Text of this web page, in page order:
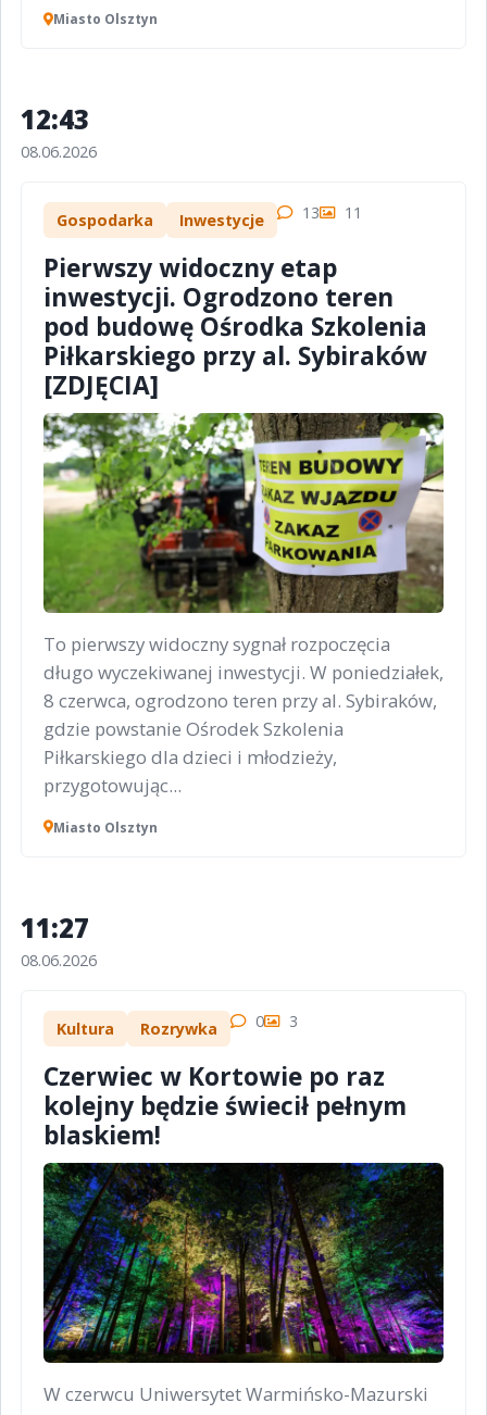
Miasto Olsztyn
12:43
08.06.2026
Gospodarka Inwestycje 13 11
Pierwszy widoczny etap
inwestycji. Ogrodzono teren
pod budowę Ośrodka Szkolenia
Piłkarskiego przy al. Sybiraków
[ZDJĘCIA]
To pierwszy widoczny sygnał rozpoczęcia
długo wyczekiwanej inwestycji. W poniedziałek,
8 czerwca, ogrodzono teren przy al. Sybiraków,
gdzie powstanie Ośrodek Szkolenia
Piłkarskiego dla dzieci i młodzieży,
przygotowując...
Miasto Olsztyn
11:27
08.06.2026
Kultura Rozrywka 0 3
Czerwiec w Kortowie po raz
kolejny będzie świecił pełnym
blaskiem!
W czerwcu Uniwersytet Warmińsko-Mazurski